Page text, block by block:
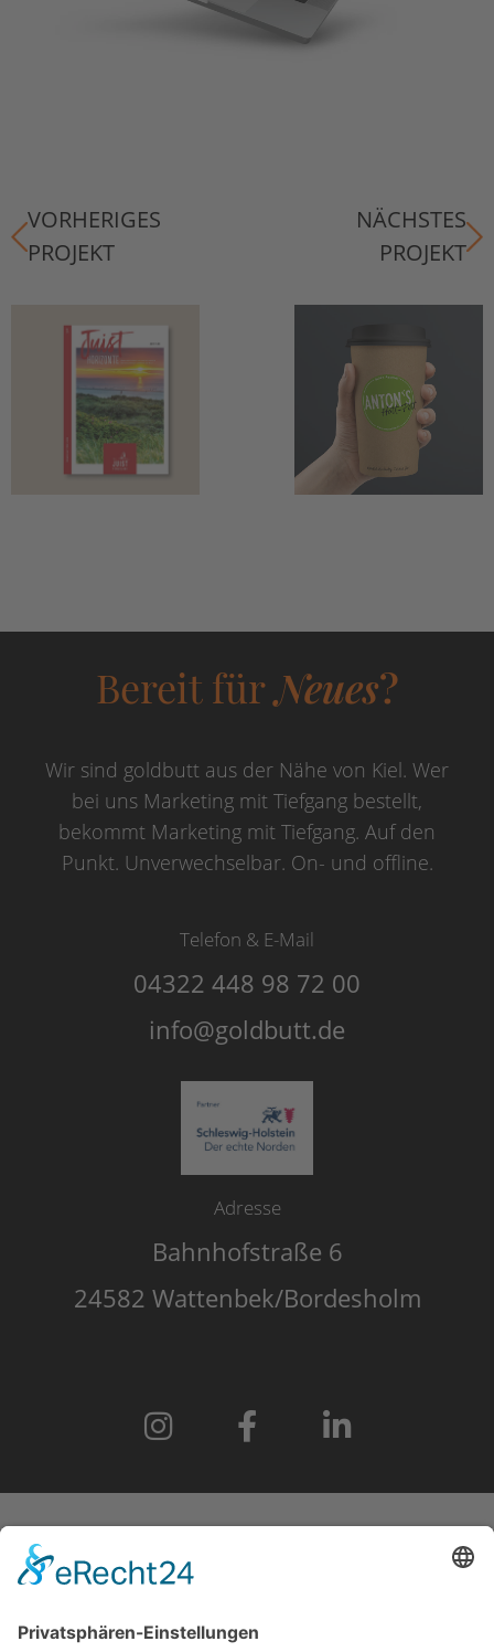
VORHERIGES
PROJEKT
NÄCHSTES
PROJEKT
Bereit fürNeues?
Wir sind goldbutt aus der Nähe von Kiel. Wer
bei uns Marketing mit Tiefgang bestellt,
bekommt Marketing mit Tiefgang. Auf den
Punkt. Unverwechselbar. On- und offline.
Telefon & E-Mail
04322 448 98 72 00
info@goldbutt.de
Adresse
Bahnhofstraße 6
24582 Wattenbek/Bordesholm